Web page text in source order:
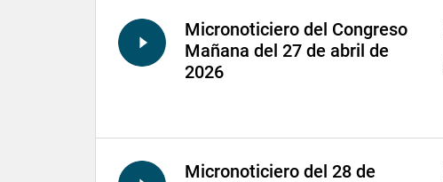
Micronoticiero del Congreso
Mañana del 27 de abril de
2026
Micronoticiero del 28 de